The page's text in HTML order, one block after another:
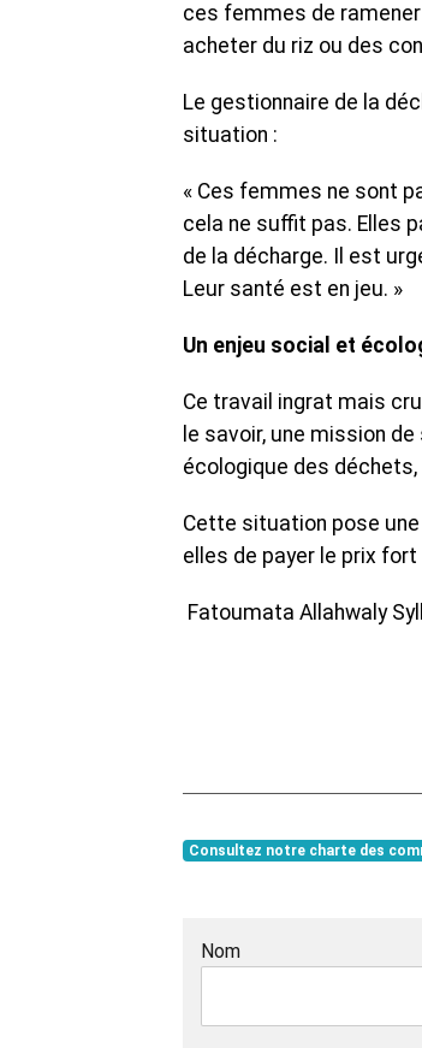
ces femmes de
acheter du riz ou des
Le gestionnaire de la
situation :
« Ces femmes ne sont
cela ne suffit pas. Elles
de la décharge. Il est
Leur santé est en jeu. »
Un enjeu social et
Ce travail ingrat mais
le savoir, une mission
écologique des
Cette situation pose
elles de payer le prix
Fatoumata Allahwaly
Consultez notre charte des
Nom